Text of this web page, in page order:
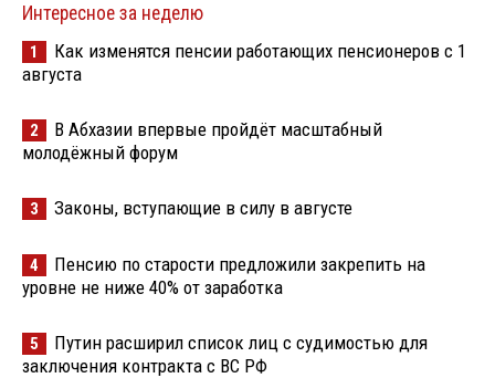
Интересное за неделю
1
Как изменятся пенсии работающих пенсионеров с 1
августа
2
В Абхазии впервые пройдёт масштабный
молодёжный форум
3 Законы, вступающие в силу в августе
4
Пенсию по старости предложили закрепить на
уровне не ниже 40% от заработка
5
Путин расширил список лиц с судимостью для
заключения контракта с ВС РФ